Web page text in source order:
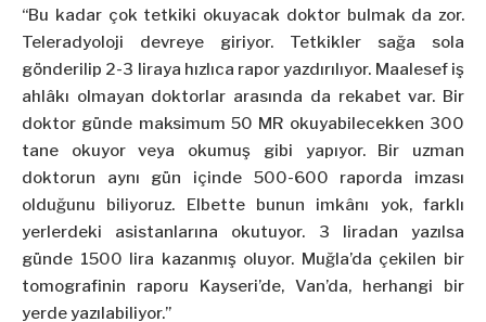
“Bu kadar çok tetkiki okuyacak doktor bulmak da zor.
Teleradyoloji devreye giriyor. Tetkikler sağa sola
gönderilip 2-3 liraya hızlıca rapor yazdırılıyor. Maalesef iş
ahlâkı olmayan doktorlar arasında da rekabet var. Bir
doktor günde maksimum 50 MR okuyabilecekken 300
tane okuyor veya okumuş gibi yapıyor. Bir uzman
doktorun aynı gün içinde 500-600 raporda imzası
olduğunu biliyoruz. Elbette bunun imkânı yok, farklı
yerlerdeki asistanlarına okutuyor. 3 liradan yazılsa
günde 1500 lira kazanmış oluyor. Muğla’da çekilen bir
tomografinin raporu Kayseri’de, Van’da, herhangi bir
yerde yazılabiliyor.”